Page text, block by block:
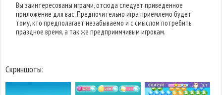
Вы заинтересованы играми, отсюда следует приведенное
приложение для вас. Предпочительно игра приемлемо будет
тому, кто предполагает незабываемо и с смыслом потребить
праздное время, а так же предприимчивым игрокам.
Скриншоты: